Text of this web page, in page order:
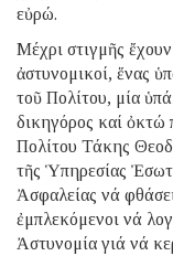
εὐρώ.
Μέχρι στιγμῆς
ἀστυνομικοί, ἕνας
τοῦ Πολίτου, μία
δικηγόρος καί ὀκτώ
Πολίτου Τάκης
τῆς Ὑπηρεσίας
Ἀσφαλείας νά
ἐμπλεκόμενοι νά
Ἀστυνομία γιά νά